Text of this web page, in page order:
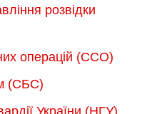
розвідки
операцій (ССО)
(СБС)
України (НГУ)